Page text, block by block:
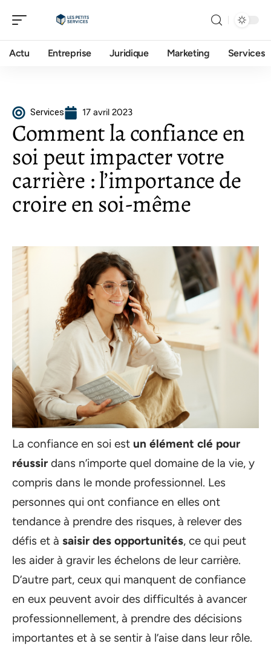
Actu Entreprise Juridique Marketing Services
Services 17 avril 2023
Comment la confiance en
soi peut impacter votre
carrière : l’importance de
croire en soi-même
La confiance en soi est un élément clé pour
réussir dans n’importe quel domaine de la vie, y
compris dans le monde professionnel. Les
personnes qui ont confiance en elles ont
tendance à prendre des risques, à relever des
défis et à saisir des opportunités, ce qui peut
les aider à gravir les échelons de leur carrière.
D’autre part, ceux qui manquent de confiance
en eux peuvent avoir des difficultés à avancer
professionnellement, à prendre des décisions
importantes et à se sentir à l’aise dans leur rôle.